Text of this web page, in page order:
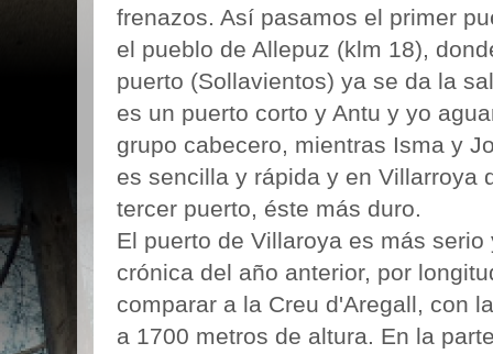
frenazos. Así pasamos el primer
el pueblo de Allepuz (klm 18),
puerto (Sollavientos) ya se da la
es un puerto corto y Antu y yo
grupo cabecero, mientras Isma y
es sencilla y rápida y en Villarroya
tercer puerto, éste más duro.
El puerto de Villaroya es más
crónica del año anterior, por
comparar a la Creu d'Aregall, con
a 1700 metros de altura. En la